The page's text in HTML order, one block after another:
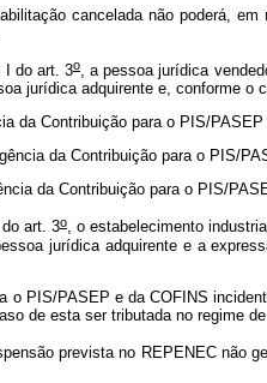
cancelada não poderá,
I do art. 3o, a pessoa jurídica
jurídica adquirente e, conforme o
da Contribuição para o PIS/
da Contribuição para o PIS/
da Contribuição para o PIS/
art. 3o, o estabelecimento
jurídica adquirente e a
PIS/PASEP e da COFINS
de esta ser tributada no regime
prevista no REPENEC não